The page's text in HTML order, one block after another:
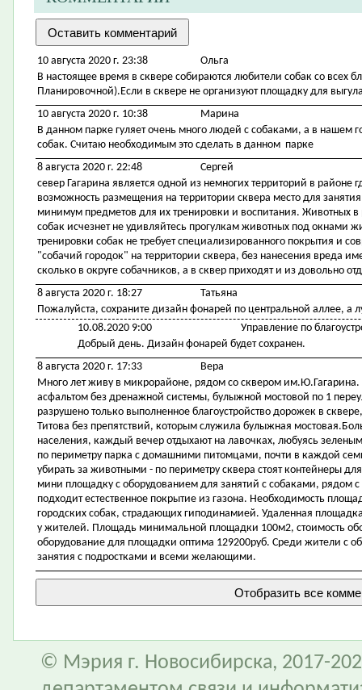
10 августа 2020 г. 23:38
Ольга
В настоящее время в сквере собираются любители собак со всех
Планировочной).Если в сквере не организуют площадку для
10 августа 2020 г. 10:38
Марина
В данном парке гуляет очень много людей с собаками, а в нашем
собак. Считаю необходимым это сделать в данном парке
8 августа 2020 г. 22:48
Сергей
север Гагарина является одной из немногих территорий в районе
возможность размещения на территории сквера место для
минимум предметов для их тренировки и воспитания. Животных в
собак исчезнет не удивляйтесь прогулкам животных под
тренировки собак не требует специализированного покрытия и
"собачий городок" на территории сквера, без нанесения вреда
сколько в округе собачников, а в сквер приходят и из довольно
8 августа 2020 г. 18:27
Татьяна
Пожалуйста, сохраните дизайн фонарей по центральной аллее, а
10.08.2020 9:00
Управление по
Добрый день. Дизайн фонарей будет сохранен.
8 августа 2020 г. 17:33
Вера
Много лет живу в микрорайоне, рядом со сквером
асфальтом без дренажной системы, булыжной мостовой по 1
разрушено только выполненное благоустройство дорожек в
Титова без препятствий, которым служила булыжная
населения, каждый вечер отдыхают на лавочках, любуясь
по периметру парка с домашними питомцами, почти в каждой
убирать за животными - по периметру сквера стоят контейнеры
мини площадку с оборудованием для занятий с собаками, рядом
подходит естественное покрытие из газона. Необходимость
городских собак, страдающих гиподинамией. Удаленная
у жителей. Площадь минимальной площадки 100м2, стоимость
оборудование для площадки оптима 129200руб. Среди жители с
занятия с подростками и всеми желающими.
© Мэрия г. Новосибирска, 2017-